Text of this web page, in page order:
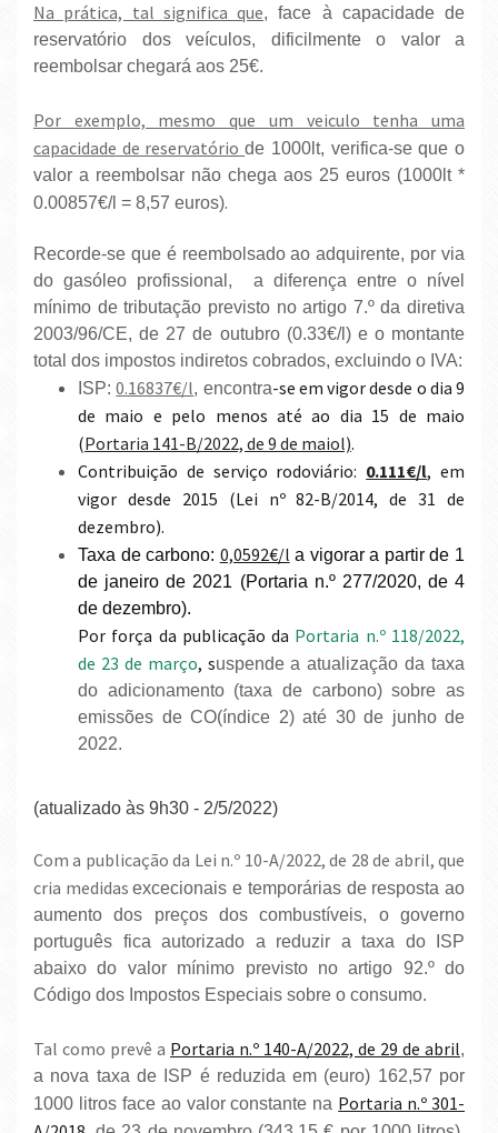
Na prática, tal significa que, face à capacidade de
reservatório dos veículos, dificilmente o valor a
reembolsar chegará aos 25€.
Por exemplo, mesmo que um veiculo tenha uma
capacidade de reservatóriode 1000lt, verifica-se que o
valor a reembolsar não chega aos 25 euros (1000lt *
0.00857€/l = 8,57 euros).
Recorde-se que é reembolsado ao adquirente, por via
do gasóleo profissional, a diferença entre o nível
mínimo de tributação previsto no artigo 7.º da diretiva
2003/96/CE, de 27 de outubro (0.33€/l) e o montante
total dos impostos indiretos cobrados, excluindo o IVA:
ISP:0.16837€/l, encontra-se em vigor desde o dia 9
de maio e pelo menos até ao dia 15 de maio
(Portaria 141-B/2022, de 9 de maiol).
Contribuição de serviço rodoviário: 0.111€/l, em
vigor desde 2015 (Lei nº 82-B/2014, de 31 de
dezembro).
Taxa de carbono: 0,0592€/l a vigorar a partir de 1
de janeiro de 2021 (Portaria n.º 277/2020, de 4
de dezembro).
Por força da publicação da Portaria n.º 118/2022,
de 23 de março, suspende a atualização da taxa
do adicionamento (taxa de carbono) sobre as
emissões de CO(índice 2) até 30 de junho de
2022.
(atualizado às 9h30 - 2/5/2022)
Com a publicação da Lei n.º 10-A/2022, de 28 de abril, que
cria medidasexcecionais e temporárias de resposta ao
aumento dos preços dos combustíveis, o governo
português fica autorizado a reduzir a taxa do ISP
abaixo do valor mínimo previsto no artigo 92.º do
Código dos Impostos Especiais sobre o consumo.
Tal como prevê a Portaria n.º 140-A/2022, de 29 de abril,
a nova taxa de ISP é reduzida em (euro) 162,57 por
1000 litros face ao valor constante na Portaria n.º 301-